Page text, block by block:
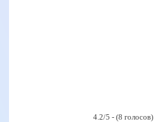
4.2/5 - (8 голосов)